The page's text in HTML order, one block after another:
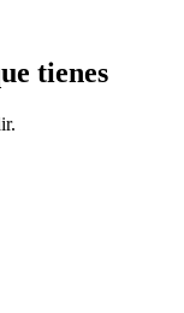
tienes